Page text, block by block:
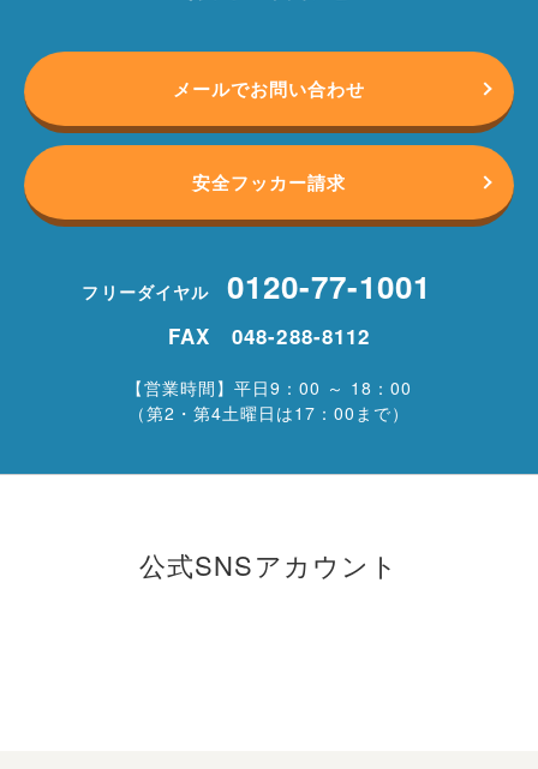
メールでお問い合わせ
安全フッカー請求
フリーダイヤル 0120-77-1001
FAX 048-288-8112
【営業時間】平日9：00 ～ 18：00
（第2・第4土曜日は17：00まで）
公式SNSアカウント